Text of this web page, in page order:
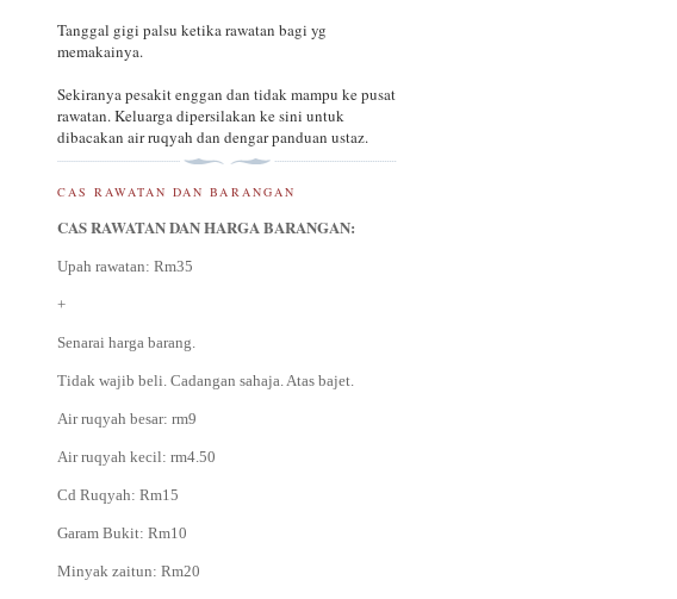
Tanggal gigi palsu ketika rawatan bagi yg
memakainya.
Sekiranya pesakit enggan dan tidak mampu ke pusat
rawatan. Keluarga dipersilakan ke sini untuk
dibacakan air ruqyah dan dengar panduan ustaz.
CAS RAWATAN DAN BARANGAN
CAS RAWATAN DAN HARGA BARANGAN:
Upah rawatan: Rm35
+
Senarai harga barang.
Tidak wajib beli. Cadangan sahaja. Atas bajet.
Air ruqyah besar: rm9
Air ruqyah kecil: rm4.50
Cd Ruqyah: Rm15
Garam Bukit: Rm10
Minyak zaitun: Rm20